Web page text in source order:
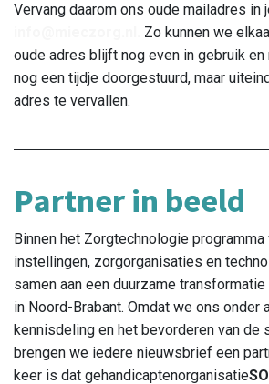
Vervang daarom ons oude mailadres in
Zo kunnen we
oude adres blijft nog even in gebruik
nog een tijdje doorgestuurd, maar
adres te vervallen.
Partner in beeld
Binnen het Zorgtechnologie
instellingen, zorgorganisaties en
samen aan een duurzame
in Noord-Brabant. Omdat we ons onder
kennisdeling en het bevorderen van de
brengen we iedere nieuwsbrief een
keer is dat gehandicaptenorganisatie